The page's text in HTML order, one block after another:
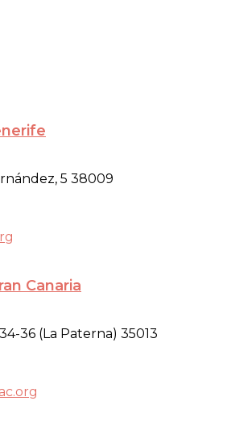
5 38009
Canaria
36 (La Paterna) 35013